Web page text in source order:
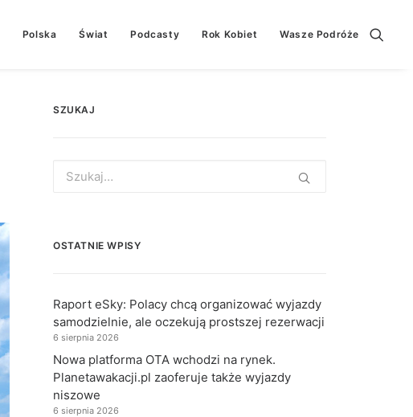
Polska Świat Podcasty Rok Kobiet Wasze Podróże
SZUKAJ
for:
OSTATNIE WPISY
Raport eSky: Polacy chcą organizować wyjazdy
samodzielnie, ale oczekują prostszej rezerwacji
6 sierpnia 2026
Nowa platforma OTA wchodzi na rynek.
Planetawakacji.pl zaoferuje także wyjazdy
niszowe
6 sierpnia 2026